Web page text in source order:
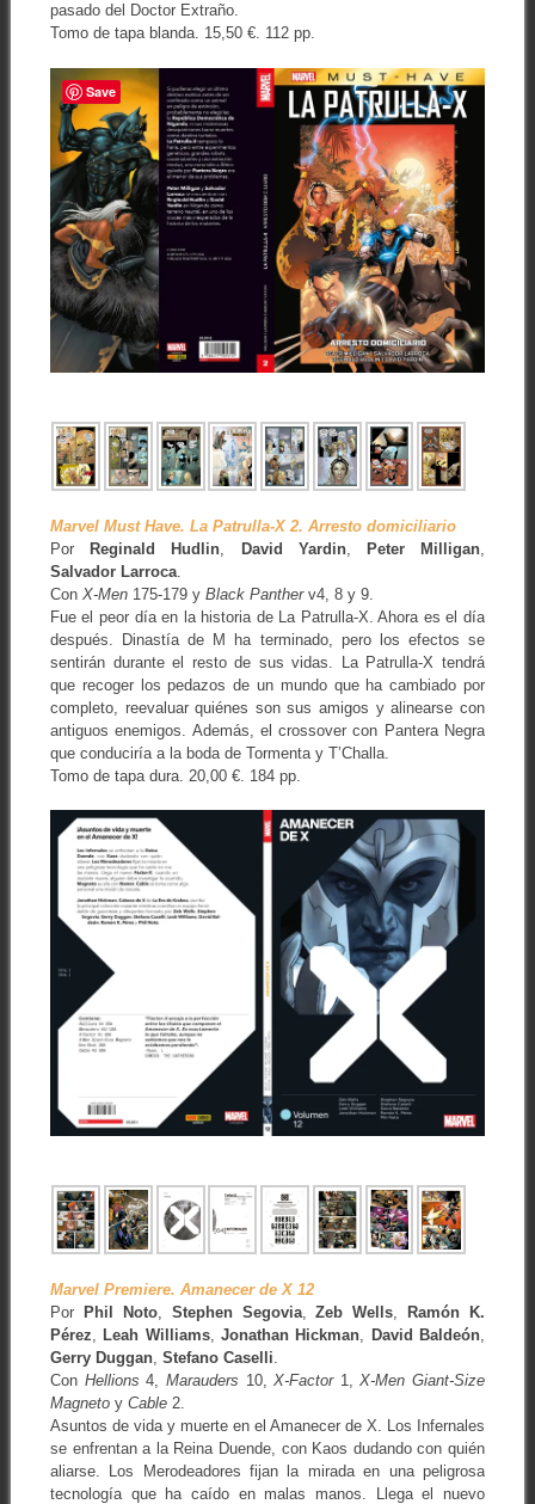
pasado del Doctor Extraño.
Tomo de tapa blanda. 15,50 €. 112 pp.
Marvel Must Have. La Patrulla-X 2. Arresto domiciliario
Por
Reginald Hudlin David Yardin, Peter Milligan
Salvador Larroca.
Con X-Men175-179 y Black Pantherv4, 8 y 9.
Fue el peor día en la historia de La Patrulla-X. Ahora es el día
después. Dinastía de M ha terminado, pero los efectos se
sentirán durante el resto de sus vidas. La Patrulla-X tendrá
que recoger los pedazos de un mundo que ha cambiado por
completo, reevaluar quiénes son sus amigos y alinearse con
antiguos enemigos. Además, el crossover con Pantera Negra
que conduciría a la boda de Tormenta y T’Challa.
Tomo de tapa dura. 20,00 €. 184 pp.
Marvel Premiere. Amanecer de X 12
Por
Phil Noto, Stephen Segovia,Zeb Wells
Ramón K.
Pérez
Leah Williams,Jonathan Hickman David Baldeón
Gerry Duggan, Stefano Caselli
Con Hellions 4, Marauders 10,X-Factor1,X-Men Giant-Size
Magnetoy Cable2.
Asuntos de vida y muerte en el Amanecer de X. Los Infernales
se enfrentan a la Reina Duende, con Kaos dudando con quién
aliarse. Los Merodeadores fijan la mirada en una peligrosa
tecnología que ha caído en malas manos. Llega el nuevo
Save